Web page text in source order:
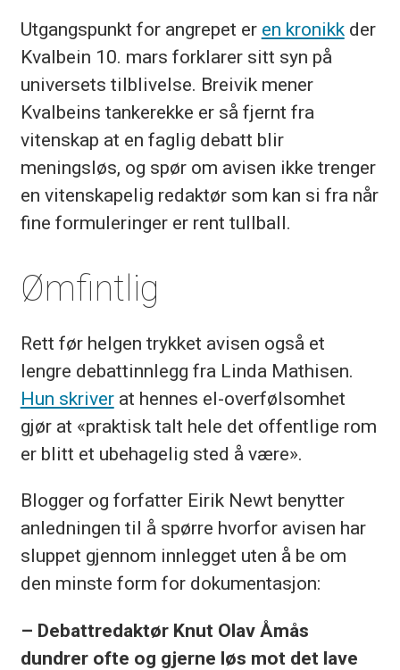
Utgangspunkt for angrepet er en kronikkder
Kvalbein 10. mars forklarer sitt syn på
universets tilblivelse. Breivik mener
Kvalbeins tankerekke er så fjernt fra
vitenskap at en faglig debatt blir
meningsløs, og spør om avisen ikke trenger
en vitenskapelig redaktør som kan si fra når
fine formuleringer er rent tullball.
Ømfintlig
Rett før helgen trykket avisen også et
lengre debattinnlegg fra Linda Mathisen.
Hun skriverat hennes el-overfølsomhet
gjør at «praktisk talt hele det offentlige rom
er blitt et ubehagelig sted å være».
Blogger og forfatter Eirik Newt benytter
anledningen til å spørre hvorfor avisen har
sluppet gjennom innlegget uten å be om
den minste form for dokumentasjon:
– Debattredaktør Knut Olav Åmås
dundrer ofte og gjerne løs mot det lave